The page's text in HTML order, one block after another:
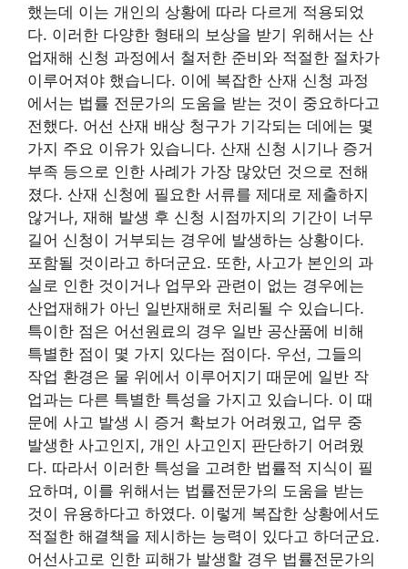
했는데 이는 개인의 상황에 따라 다르게 적용되었
다. 이러한 다양한 형태의 보상을 받기 위해서는 산
업재해 신청 과정에서 철저한 준비와 적절한 절차가
이루어져야 했습니다. 이에 복잡한 산재 신청 과정
에서는 법률 전문가의 도움을 받는 것이 중요하다고
전했다. 어선 산재 배상 청구가 기각되는 데에는 몇
가지 주요 이유가 있습니다. 산재 신청 시기나 증거
부족 등으로 인한 사례가 가장 많았던 것으로 전해
졌다. 산재 신청에 필요한 서류를 제대로 제출하지
않거나, 재해 발생 후 신청 시점까지의 기간이 너무
길어 신청이 거부되는 경우에 발생하는 상황이다.
포함될 것이라고 하더군요. 또한, 사고가 본인의 과
실로 인한 것이거나 업무와 관련이 없는 경우에는
산업재해가 아닌 일반재해로 처리될 수 있습니다.
특이한 점은 어선원료의 경우 일반 공산품에 비해
특별한 점이 몇 가지 있다는 점이다. 우선, 그들의
작업 환경은 물 위에서 이루어지기 때문에 일반 작
업과는 다른 특별한 특성을 가지고 있습니다. 이 때
문에 사고 발생 시 증거 확보가 어려웠고, 업무 중
발생한 사고인지, 개인 사고인지 판단하기 어려웠
다. 따라서 이러한 특성을 고려한 법률적 지식이 필
요하며, 이를 위해서는 법률전문가의 도움을 받는
것이 유용하다고 하였다. 이렇게 복잡한 상황에서도
적절한 해결책을 제시하는 능력이 있다고 하더군요.
어선사고로 인한 피해가 발생할 경우 법률전문가의